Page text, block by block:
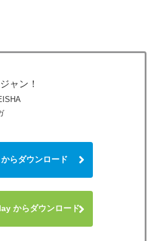
ャン！
らダウンロード
からダウンロード